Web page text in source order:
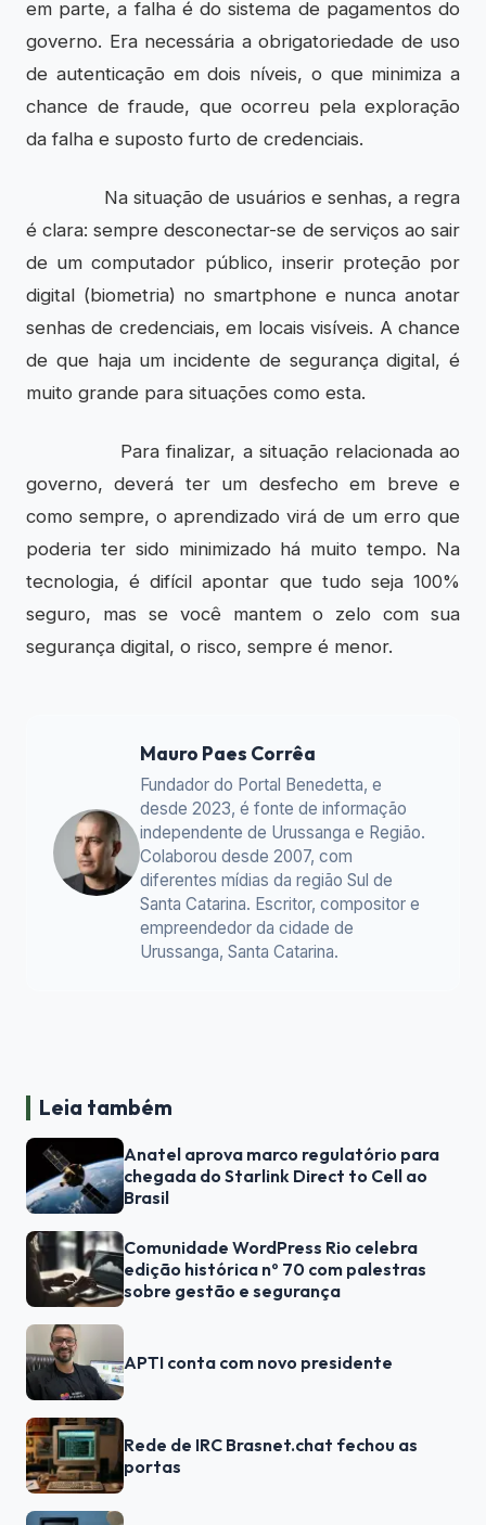
em parte, a falha é do sistema de pagamentos do
governo. Era necessária a obrigatoriedade de uso
de autenticação em dois níveis, o que minimiza a
chance de fraude, que ocorreu pela exploração
da falha e suposto furto de credenciais.
Na situação de usuários e senhas, a regra
é clara: sempre desconectar-se de serviços ao sair
de um computador público, inserir proteção por
digital (biometria) no smartphone e nunca anotar
senhas de credenciais, em locais visíveis. A chance
de que haja um incidente de segurança digital, é
muito grande para situações como esta.
Para finalizar, a situação relacionada ao
governo, deverá ter um desfecho em breve e
como sempre, o aprendizado virá de um erro que
poderia ter sido minimizado há muito tempo. Na
tecnologia, é difícil apontar que tudo seja 100%
seguro, mas se você mantem o zelo com sua
segurança digital, o risco, sempre é menor.
Mauro Paes Corrêa
Fundador do Portal Benedetta, e
desde 2023, é fonte de informação
independente de Urussanga e Região.
Colaborou desde 2007, com
diferentes mídias da região Sul de
Santa Catarina. Escritor, compositor e
empreendedor da cidade de
Urussanga, Santa Catarina.
Leia também
Anatel aprova marco regulatório para
chegada do Starlink Direct to Cell ao
Brasil
Comunidade WordPress Rio celebra
edição histórica nº 70 com palestras
sobre gestão e segurança
APTI conta com novo presidente
Rede de IRC Brasnet.chat fechou as
portas